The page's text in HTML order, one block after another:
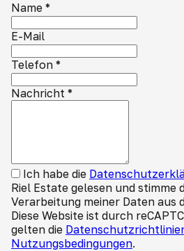
Name *
E-Mail
Telefon *
Nachricht *
Ich habe die
Riel Estate gelesen und stimme
Verarbeitung meiner Daten aus
Diese Website ist durch
gelten die
Nutzungsbedingungen.